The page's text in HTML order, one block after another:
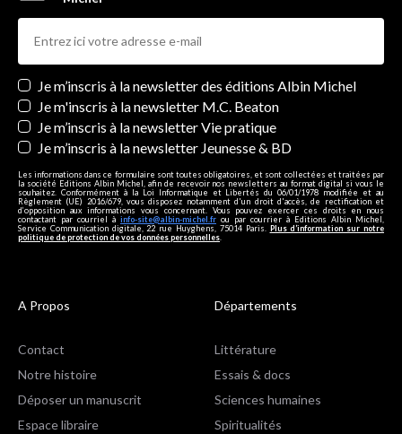
Newsletters
Je m’inscris à la newsletter des éditions Albin Michel
Je m'inscris à la newsletter M.C. Beaton
Je m’inscris à la newsletter Vie pratique
Je m’inscris à la newsletter Jeunesse & BD
Les informations dans ce formulaire sont toutes obligatoires, et sont collectées et traitées par
la société Editions Albin Michel, afin de recevoir nos newsletters au format digital si vous le
souhaitez. Conformément à la Loi Informatique et Libertés du 06/01/1978 modifiée et au
Règlement (UE) 2016/679, vous disposez notamment d'un droit d'accès, de rectification et
d’opposition aux informations vous concernant. Vous pouvez exercer ces droits en nous
contactant par courriel à info-site@albin-michel.fr ou par courrier à Editions Albin Michel,
Service Communication digitale, 22 rue Huyghens, 75014 Paris. Plus d’information sur notre
politique de protection de vos données personnelles
A Propos
Contact
Notre histoire
Déposer un manuscrit
Espace libraire
Départements
Littérature
Essais & docs
Sciences humaines
Spiritualités